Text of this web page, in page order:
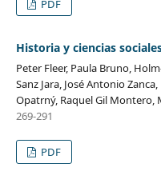
PDF
Historia y ciencias
Peter Fleer, Paula Bruno,
Sanz Jara, José Antonio
Opatrný, Raquel Gil Montero,
269-291
PDF